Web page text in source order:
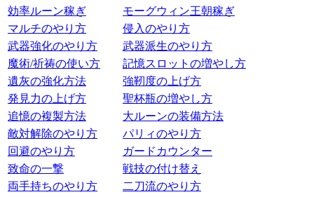
効率ルーン稼ぎ
モーグウィン王朝稼ぎ
マルチのやり方
侵入のやり方
武器強化のやり方
武器派生のやり方
魔術/祈祷の使い方
記憶スロットの増やし方
遺灰の強化方法
強靭度の上げ方
発見力の上げ方
聖杯瓶の増やし方
追憶の複製方法
大ルーンの装備方法
敵対解除のやり方
パリィのやり方
回避のやり方
ガードカウンター
致命の一撃
戦技の付け替え
両手持ちのやり方
二刀流のやり方